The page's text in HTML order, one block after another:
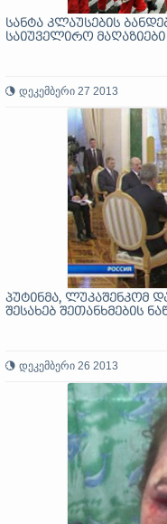
სანტა კლაუსების
საიუველირო მაღაზიები
დეკემბერი 27 2013
პუტინმა, ლუკაშენკომ
შესახებ შეთანხმების
დეკემბერი 26 2013